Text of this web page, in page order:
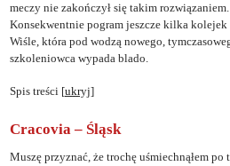
meczy nie zakończył się takim rozwiązaniem.
Konsekwentnie pogram jeszcze kilka kolejek
Wiśle, która pod wodzą nowego,
szkoleniowca wypada blado.
Spis treści [ukryj]
Cracovia – Śląsk
Muszę przyznać, że trochę uśmiechnąłem